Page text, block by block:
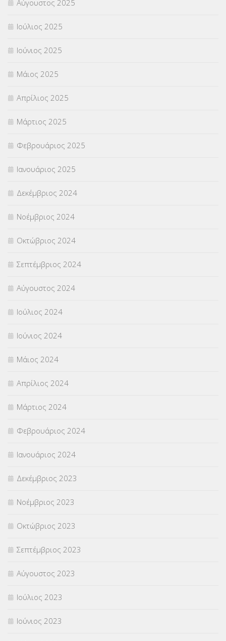
Αύγουστος 2025
Ιούλιος 2025
Ιούνιος 2025
Μάιος 2025
Απρίλιος 2025
Μάρτιος 2025
Φεβρουάριος 2025
Ιανουάριος 2025
Δεκέμβριος 2024
Νοέμβριος 2024
Οκτώβριος 2024
Σεπτέμβριος 2024
Αύγουστος 2024
Ιούλιος 2024
Ιούνιος 2024
Μάιος 2024
Απρίλιος 2024
Μάρτιος 2024
Φεβρουάριος 2024
Ιανουάριος 2024
Δεκέμβριος 2023
Νοέμβριος 2023
Οκτώβριος 2023
Σεπτέμβριος 2023
Αύγουστος 2023
Ιούλιος 2023
Ιούνιος 2023